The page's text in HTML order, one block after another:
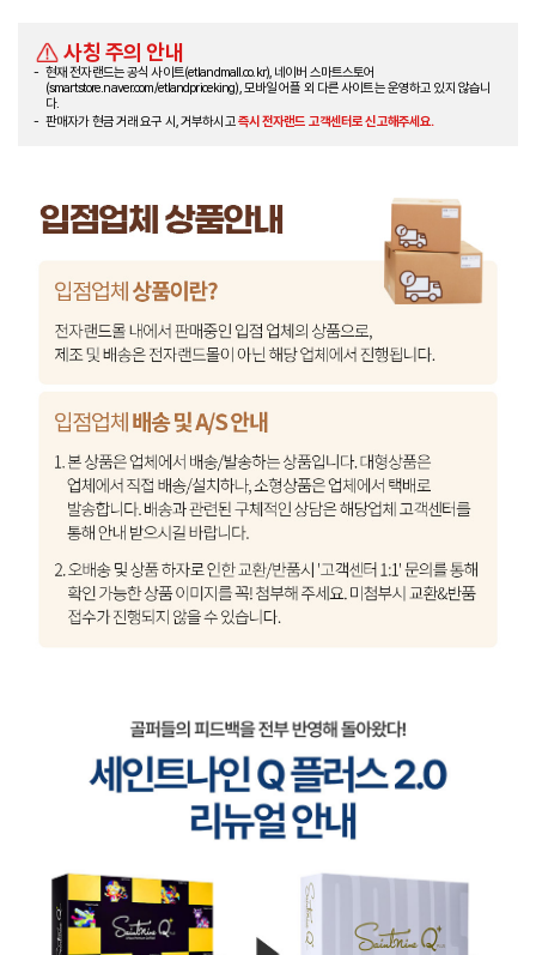
사칭 주의 안내
현재 전자랜드는 공식 사이트(etlandmall.co.kr), 네이버 스마트스토어
(smartstore.naver.com/etlandpriceking), 모바일 어플 외 다른 사이트는 운영하고 있지 않습니
다.
판매자가 현금 거래 요구 시, 거부하시고즉시 전자랜드 고객센터로 신고해주세요.